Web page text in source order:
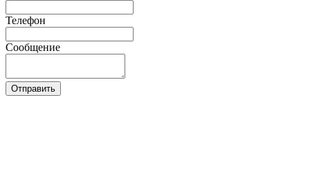
Телефон
Сообщение
Отправить